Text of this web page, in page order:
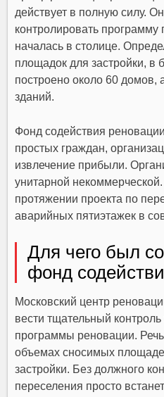
действует в полную силу.
контролировать
началась в столице.
площадок для застройки, в
построено около 60 домов,
зданий.
Фонд содействия
простых граждан,
извлечение прибыли.
унитарной
протяжении проекта по
аварийных пятиэтажек в
Для чего был
фонд
Московский центр
вести тщательный
программы реновации.
объемах сносимых
застройки. Без должного
переселения просто